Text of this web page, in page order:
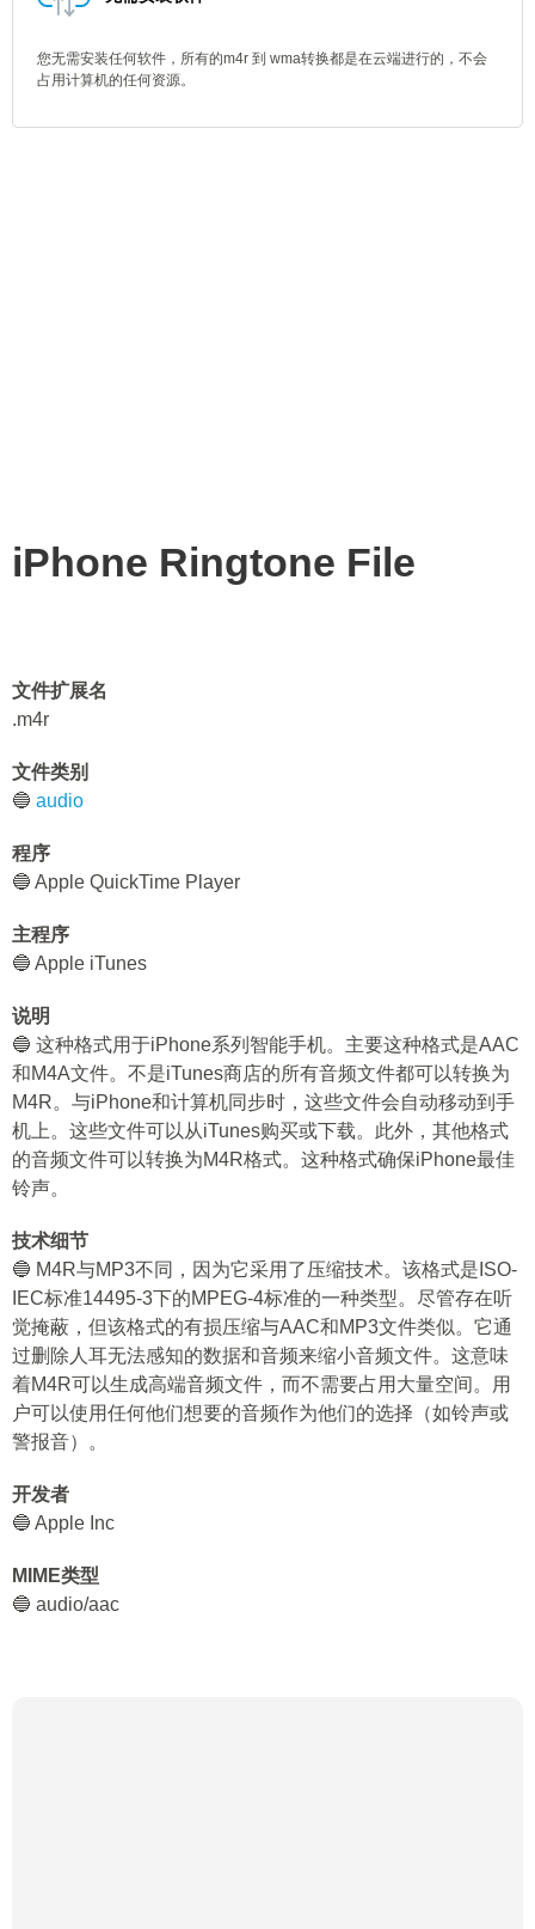
您无需安装任何软件，所有的m4r 到 wma转换都是在云端进行的，不会
占用计算机的任何资源。
iPhone Ringtone File
文件扩展名
.m4r
文件类别
🔵 audio
程序
🔵 Apple QuickTime Player
主程序
🔵 Apple iTunes
说明
🔵 这种格式用于iPhone系列智能手机。主要这种格式是AAC
和M4A文件。不是iTunes商店的所有音频文件都可以转换为
M4R。与iPhone和计算机同步时，这些文件会自动移动到手
机上。这些文件可以从iTunes购买或下载。此外，其他格式
的音频文件可以转换为M4R格式。这种格式确保iPhone最佳
铃声。
技术细节
🔵 M4R与MP3不同，因为它采用了压缩技术。该格式是ISO-
IEC标准14495-3下的MPEG-4标准的一种类型。尽管存在听
觉掩蔽，但该格式的有损压缩与AAC和MP3文件类似。它通
过删除人耳无法感知的数据和音频来缩小音频文件。这意味
着M4R可以生成高端音频文件，而不需要占用大量空间。用
户可以使用任何他们想要的音频作为他们的选择（如铃声或
警报音）。
开发者
🔵 Apple Inc
MIME类型
🔵 audio/aac